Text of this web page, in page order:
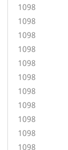
1098
1098
1098
1098
1098
1098
1098
1098
1098
1098
1098